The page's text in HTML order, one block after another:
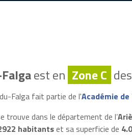
est en Zone C
Falga fait partie de l'Académie de
trouve dans le département de l’
habitantset sa superficie de